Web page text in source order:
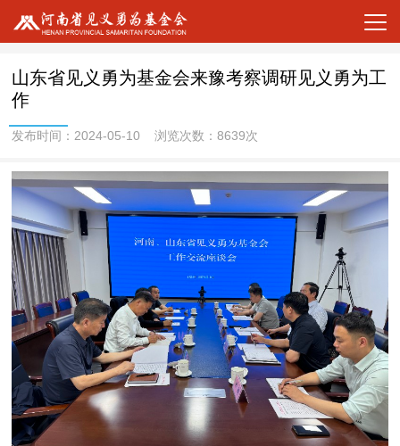
山东省见义勇为基金会来豫考察调研见义勇为工
作
发布时间：2024-05-10 浏览次数：8639次